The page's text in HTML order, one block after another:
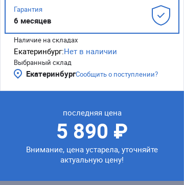
Гарантия
6 месяцев
Наличие на складах
Екатеринбург:Нет в наличии
Выбранный склад
ЕкатеринбургСообщить о поступлении?
последняя цена
5 890 ₽
Внимание, цена устарела, уточняйте
актуальную цену!